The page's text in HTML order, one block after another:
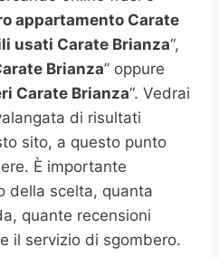
appartamento Carate
usati Carate Brianza“,
Brianza” oppure
Carate Brianza“. Vedrai
di risultati
sito, a questo punto
È importante
della scelta, quanta
quante recensioni
il servizio di sgombero.